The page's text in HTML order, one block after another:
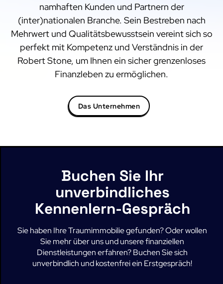
namhaften Kunden und Partnern der
(inter)nationalen Branche. Sein Bestreben nach
Mehrwert und Qualitätsbewusstsein vereint sich so
perfekt mit Kompetenz und Verständnis in der
Robert Stone, um Ihnen ein sicher grenzenloses
Finanzleben zu ermöglichen.
Das Unternehmen
Buchen Sie Ihr
unverbindliches
Kennenlern-Gespräch
Sie haben Ihre Traumimmobilie gefunden? Oder wollen
Sie mehr über uns und unsere finanziellen
Dienstleistungen erfahren? Buchen Sie sich
unverbindlich und kostenfrei ein Erstgespräch!